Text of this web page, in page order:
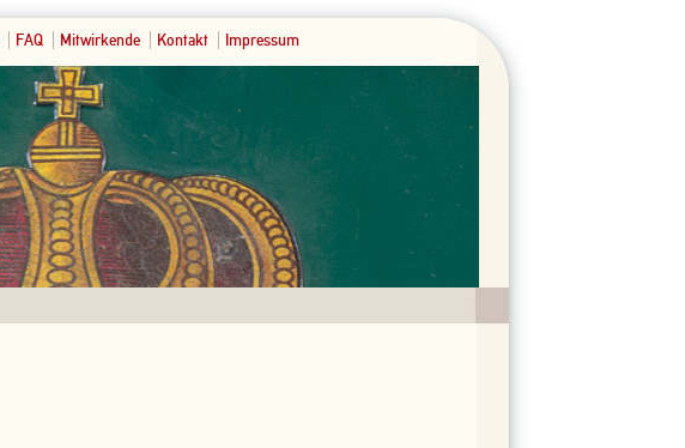
FAQ Mitwirkende Kontakt Impressum